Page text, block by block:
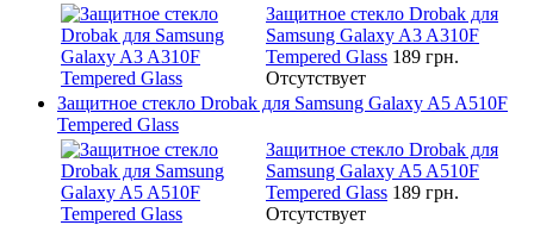
Защитное стекло Drobak для
Samsung Galaxy A3 A310F
Tempered Glass 189 грн.
Отсутствует
Защитное стекло Drobak для Samsung Galaxy A5 A510F
Tempered Glass
Защитное стекло Drobak для
Samsung Galaxy A5 A510F
Tempered Glass 189 грн.
Отсутствует